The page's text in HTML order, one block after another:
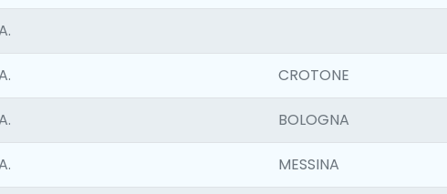
CROTONE
BOLOGNA
MESSINA